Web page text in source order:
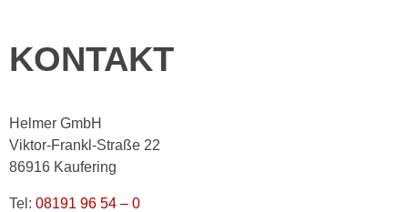
KONTAKT
Helmer GmbH
Viktor-Frankl-Straße 22
86916 Kaufering
Tel: 08191 96 54 – 0